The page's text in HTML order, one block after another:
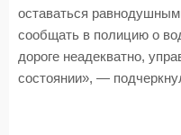
оставаться
сообщать в полицию о
дороге неадекватно,
состоянии», —